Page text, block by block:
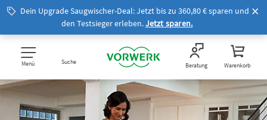
Dein Upgrade Saugwischer-Deal: Jetzt bis zu 360,80 € sparen und
den Testsieger erleben.Jetzt sparen.
Menü Suche Beratung Warenkorb